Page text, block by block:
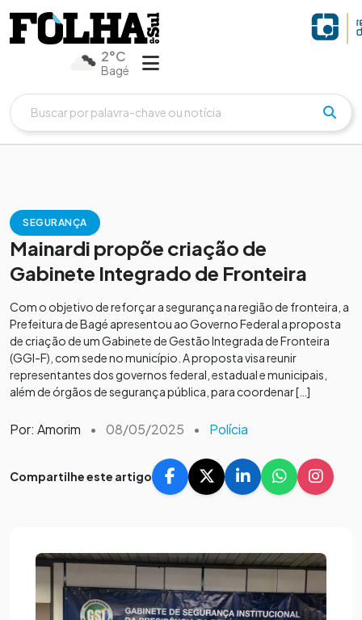
2°C
Bagé
SEGURANÇA
Mainardi propõe criação de
Gabinete Integrado de Fronteira
Com o objetivo de reforçar a segurança na região de fronteira, a
Prefeitura de Bagé apresentou ao Governo Federal a proposta
de criação de um Gabinete de Gestão Integrada de Fronteira
(GGI-F), com sede no município. A proposta visa reunir
representantes dos governos federal, estadual e municipais,
além de órgãos de segurança pública, para coordenar […]
Por: Amorim • 08/05/2025 • Polícia
Compartilhe este artigo